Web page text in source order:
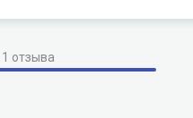
1 отзыва